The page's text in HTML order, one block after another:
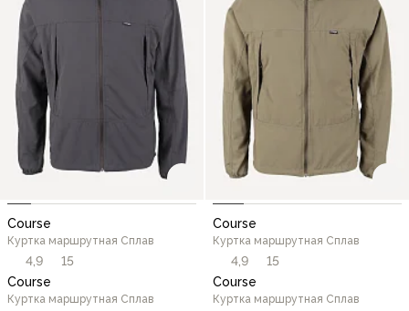
Course
Куртка маршрутная Сплав
4,9
15
Course
Куртка маршрутная Сплав
Course
Куртка маршрутная Сплав
4,9
15
Course
Куртка маршрутная Сплав